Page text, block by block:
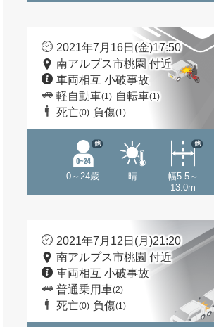
2021年7月16日(金)17:50
南アルプス市桃園 付近
車両相互 小破事故
軽自動車(1) 自転車(1)
死亡(0) 負傷(1)
0～24歳
他
晴
幅5.5～
13.0m
他
2021年7月12日(月)21:20
南アルプス市桃園 付近
車両相互 小破事故
普通乗用車(2)
死亡(0) 負傷(1)